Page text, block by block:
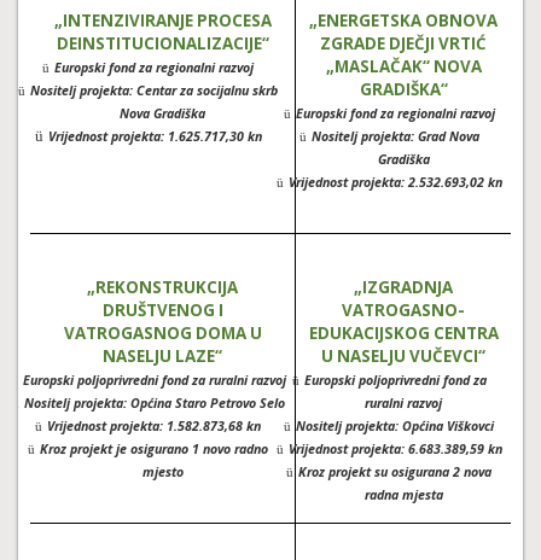
„INTENZIVIRANJE PROCESA
DEINSTITUCIONALIZACIJE“
ü Europski fond za regionalni razvoj
ü Nositelj projekta: Centar za socijalnu skrb
Nova Gradiška
ü Vrijednost projekta: 1.625.717,30 kn
„ENERGETSKA OBNOVA
ZGRADE DJEČJI VRTIĆ
„MASLAČAK“ NOVA
GRADIŠKA“
ü Europski fond za regionalni razvoj
ü Nositelj projekta: Grad Nova
Gradiška
ü Vrijednost projekta: 2.532.693,02 kn
„REKONSTRUKCIJA
DRUŠTVENOG I
VATROGASNOG DOMA U
NASELJU LAZE“
Europski poljoprivredni fond za ruralni razvoj
Nositelj projekta: Općina Staro Petrovo Selo
ü Vrijednost projekta: 1.582.873,68 kn
ü Kroz projekt je osigurano 1 novo radno
mjesto
„IZGRADNJA
VATROGASNO-
EDUKACIJSKOG CENTRA
U NASELJU VUČEVCI“
ü Europski poljoprivredni fond za
ruralni razvoj
ü Nositelj projekta: Općina Viškovci
ü Vrijednost projekta: 6.683.389,59 kn
ü Kroz projekt su osigurana 2 nova
radna mjesta